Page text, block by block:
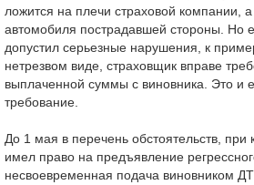
ложится на плечи страховой компании,
автомобиля пострадавшей стороны. Но
допустил серьезные нарушения, к
нетрезвом виде, страховщик вправе
выплаченной суммы с виновника. Это и
требование.
До 1 мая в перечень обстоятельств, при
имел право на предъявление
несвоевременная подача виновником